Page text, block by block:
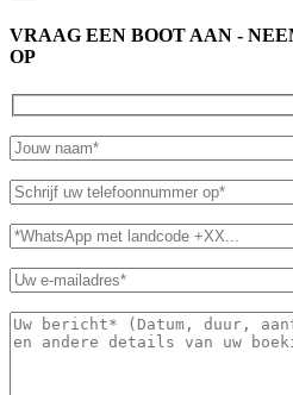
VRAAG EEN BOOT AAN -
OP